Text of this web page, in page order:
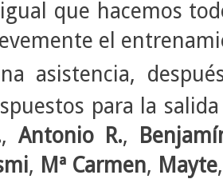
que hacemos
el
asistencia,
para la
, Antonio R.,
, Mª Carmen, Mayte